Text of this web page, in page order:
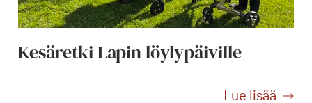
Kesäretki Lapin löylypäiville
Lue lisää
K